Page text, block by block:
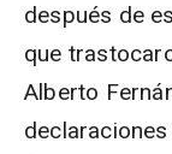
después de
que
Alberto